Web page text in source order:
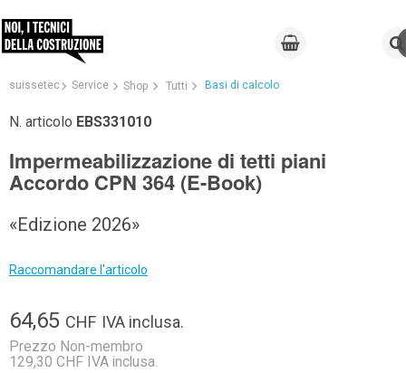
suissetec Service Shop Tutti Basi di calcolo
N. articolo EBS331010
Impermeabilizzazione di tetti piani
Accordo CPN 364 (E-Book)
«Edizione 2026»
Raccomandare l'articolo
64,65 CHF IVA inclusa.
Prezzo Non-membro
129,30 CHF IVA inclusa.